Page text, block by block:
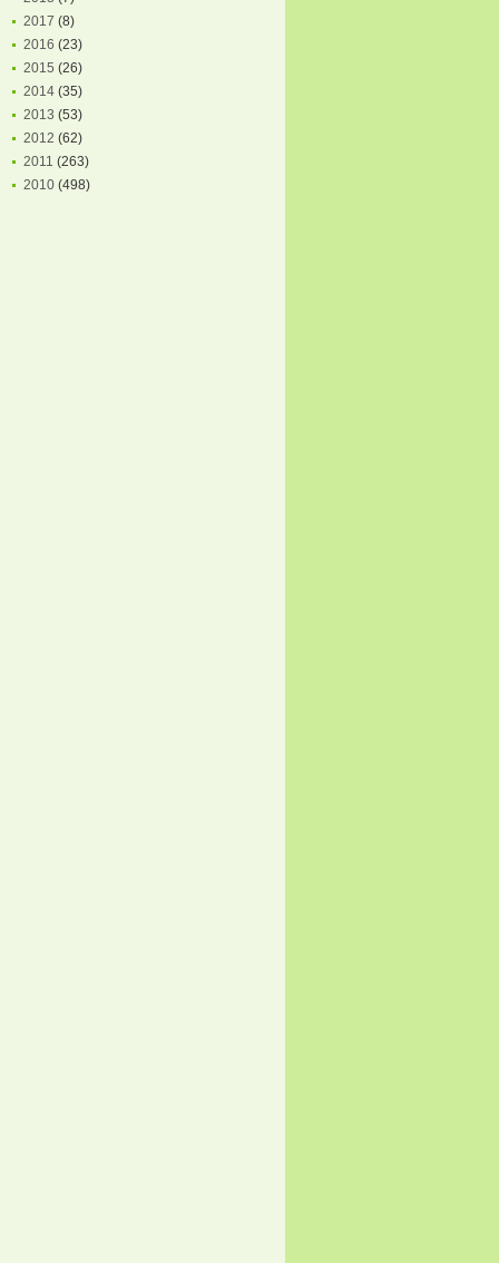
2017 (8)
2016 (23)
2015 (26)
2014 (35)
2013 (53)
2012 (62)
2011 (263)
2010 (498)